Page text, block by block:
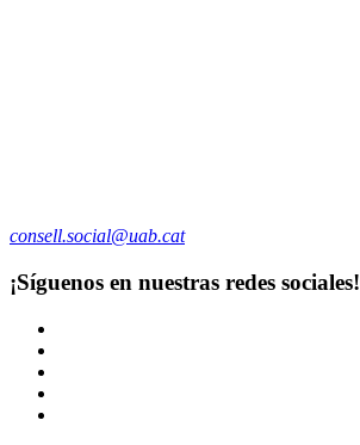
consell.social@uab.cat
¡Síguenos en nuestras redes sociales!